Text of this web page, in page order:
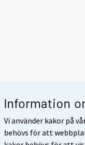
Information
Vi använder kakor på
behövs för att